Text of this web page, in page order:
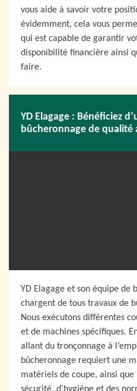
vous aide à savoir votre
évidemment, cela vous
qui est capable de garantir
disponibilité financière ainsi
faire.
YD Elagage : Bénéficiez
bûcheronnage de
YD Elagage et son équipe de
chargent de tous travaux de
Nous exécutons différentes
et de machines spécifiques.
allant du tronçonnage à
bûcheronnage requiert une
matériels de coupe, ainsi